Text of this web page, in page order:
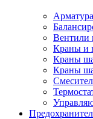
Вентили
Краны и
Краны
Краны